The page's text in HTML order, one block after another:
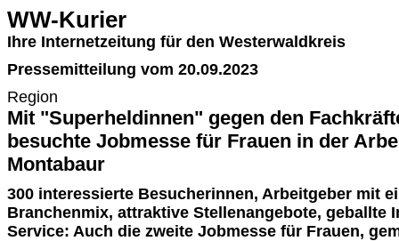
WW-Kurier
Ihre Internetzeitung für den Westerwaldkreis
Pressemitteilung vom 20.09.2023
Region
Mit "Superheldinnen" gegen den
besuchte Jobmesse für Frauen in der
Montabaur
300 interessierte Besucherinnen, Arbeitgeber mit
Branchenmix, attraktive Stellenangebote, geballte
Service: Auch die zweite Jobmesse für Frauen,